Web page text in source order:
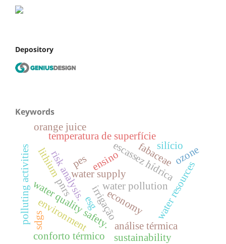
Depository
Keywords
water quality safety.
water supply
risk analysis. water pollutionwater resources
polluting activities irrigação
escassez hídrica
análise térmica
conforto térmico
temperatura de superfície
economy
environment
pes
esg
sustainability
ensino
pnrs
fabaceae
silício
sdgs
orange juice
ozone
lithium